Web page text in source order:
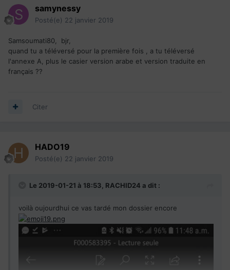
samynessy
Posté(e) 22 janvier 2019
Samsoumati80, bjr,
quand tu a téléversé pour la première fois , a tu téléversé
l'annexe A, plus le casier version arabe et version traduite en
français ??
Citer
HADO19
Posté(e) 22 janvier 2019
Le 2019-01-21 à 18:53, RACHID24 a dit :
voilà oujourdhui ce vas tardé mon dossier encore